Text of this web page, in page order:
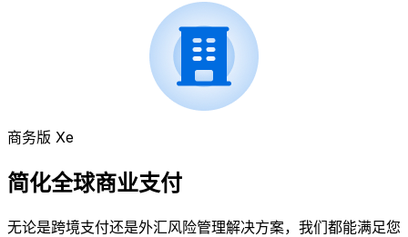
商务版 Xe
简化全球商业支付
无论是跨境支付还是外汇风险管理解决方案，我们都能满足您